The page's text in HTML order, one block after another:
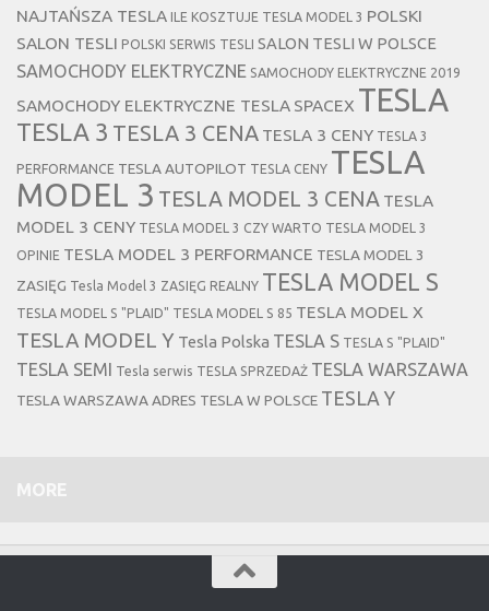
NAJTAŃSZA TESLA ILE KOSZTUJE TESLA MODEL 3 POLSKI
SALON TESLI POLSKI SERWIS TESLI SALON TESLI W POLSCE
SAMOCHODY ELEKTRYCZNE SAMOCHODY ELEKTRYCZNE 2019
SAMOCHODY ELEKTRYCZNE TESLA SPACEX TESLA
TESLA 3 TESLA 3 CENA TESLA 3 CENY TESLA 3
PERFORMANCE TESLA AUTOPILOT TESLA CENY TESLA
MODEL 3 TESLA MODEL 3 CENA TESLA
MODEL 3 CENY TESLA MODEL 3 CZY WARTO TESLA MODEL 3
OPINIE TESLA MODEL 3 PERFORMANCE TESLA MODEL 3
ZASIĘG Tesla Model 3 ZASIĘG REALNY TESLA MODEL S
TESLA MODEL S "PLAID" TESLA MODEL S 85 TESLA MODEL X
TESLA MODEL Y Tesla Polska TESLA S TESLA S "PLAID"
TESLA SEMI Tesla serwis TESLA SPRZEDAŻ TESLA WARSZAWA
TESLA WARSZAWA ADRES TESLA W POLSCE TESLA Y
MORE